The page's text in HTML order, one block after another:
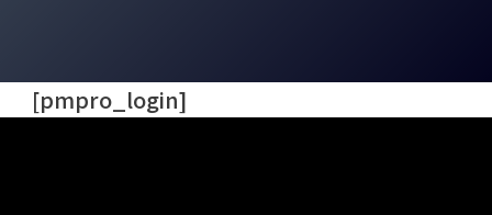
[pmpro_login]